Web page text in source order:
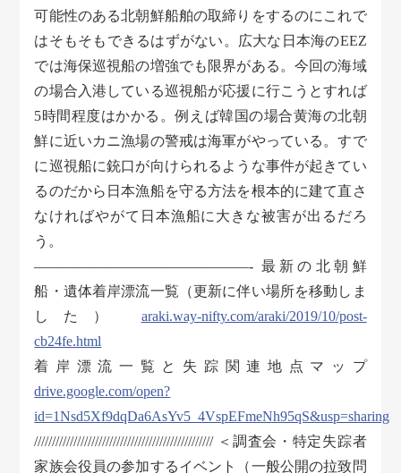
可能性のある北朝鮮船舶の取締りをするのにこれで
はそもそもできるはずがない。広大な日本海のEEZ
では海保巡視船の増強でも限界がある。今回の海域
の場合入港している巡視船が応援に行こうとすれば
5時間程度はかかる。例えば韓国の場合黄海の北朝
鮮に近いカニ漁場の警戒は海軍がやっている。すで
に巡視船に銃口が向けられるような事件が起きてい
るのだから日本漁船を守る方法を根本的に建て直さ
なければやがて日本漁船に大きな被害が出るだろ
う。
———————————————- 最新の北朝鮮
船・遺体着岸漂流一覧（更新に伴い場所を移動しま
した） araki.way-nifty.com/araki/2019/10/post-
cb24fe.html
着岸漂流一覧と失踪関連地点マップ
drive.google.com/open?
id=1Nsd5Xf9dqDa6AsYv5_4VspEFmeNh95qS&usp=sharing
////////////////////////////////////////////////// ＜調査会・特定失踪者
家族会役員の参加するイベント（一般公開の拉致問